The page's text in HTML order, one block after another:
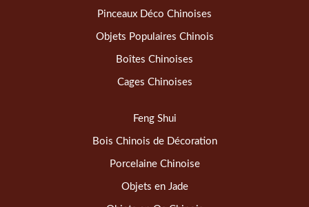
Pinceaux Déco Chinoises
Objets Populaires Chinois
Boîtes Chinoises
Cages Chinoises
Feng Shui
Bois Chinois de Décoration
Porcelaine Chinoise
Objets en Jade